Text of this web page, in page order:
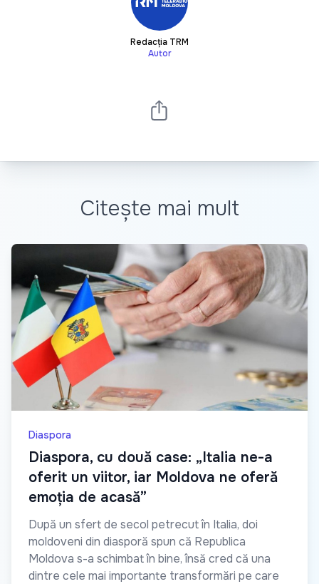
Redacția TRM
Autor
Citește mai mult
Diaspora
Diaspora, cu două case: „Italia ne-a
oferit un viitor, iar Moldova ne oferă
emoția de acasă”
După un sfert de secol petrecut în Italia, doi
moldoveni din diasporă spun că Republica
Moldova s-a schimbat în bine, însă cred că una
dintre cele mai importante transformări pe care